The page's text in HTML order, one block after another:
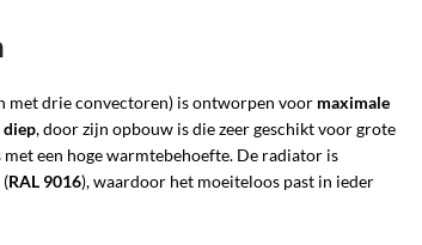
met drie convectoren) is ontworpen voor maximale
diep, door zijn opbouw is die zeer geschikt voor grote
een hoge warmtebehoefte. De radiator is
RAL 9016), waardoor het moeiteloos past in ieder